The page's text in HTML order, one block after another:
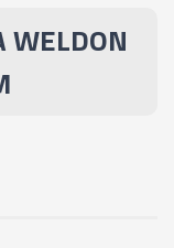
-
WELDON